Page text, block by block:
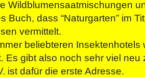
Wildblumensaatmischungen
Buch, dass “Naturgarten” im
vermittelt.
beliebteren Insektenhotels
Es gibt also noch sehr viel neu
ist dafür die erste Adresse.